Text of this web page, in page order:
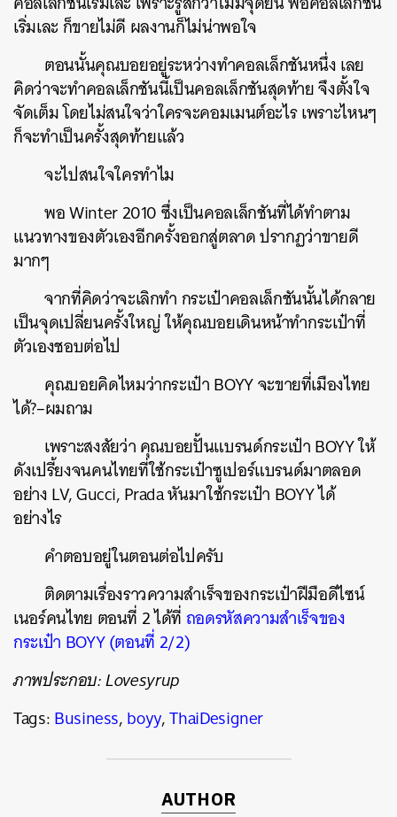
เริ่มเละ ก็ขายไม่ดี ผลงานก็ไม่น่าพอใจ
ตอนนั้นคุณบอยอยู่ระหว่างทำคอลเล็กชันหนึ่ง เลย
คิดว่าจะทำคอลเล็กชันนี้เป็นคอลเล็กชันสุดท้าย จึงตั้งใจ
จัดเต็ม โดยไม่สนใจว่าใครจะคอมเมนต์อะไร เพราะไหนๆ
ก็จะทำเป็นครั้งสุดท้ายแล้ว
จะไปสนใจใครทำไม
พอ Winter 2010 ซึ่งเป็นคอลเล็กชันที่ได้ทำตาม
แนวทางของตัวเองอีกครั้งออกสู่ตลาด ปรากฏว่าขายดี
มากๆ
จากที่คิดว่าจะเลิกทำ กระเป๋าคอลเล็กชันนั้นได้กลาย
เป็นจุดเปลี่ยนครั้งใหญ่ ให้คุณบอยเดินหน้าทำกระเป๋าที่
ตัวเองชอบต่อไป
คุณบอยคิดไหมว่ากระเป๋า BOYY จะขายที่เมืองไทย
ได้?–ผมถาม
เพราะสงสัยว่า คุณบอยปั้นแบรนด์กระเป๋า BOYY ให้
ดังเปรี้ยงจนคนไทยที่ใช้กระเป๋าซูเปอร์แบรนด์มาตลอด
อย่าง LV, Gucci, Prada หันมาใช้กระเป๋า BOYY ได้
อย่างไร
คำตอบอยู่ในตอนต่อไปครับ
ติดตามเรื่องราวความสำเร็จของกระเป๋าฝีมือดีไซน์
เนอร์คนไทย ตอนที่ 2 ได้ที่ ถอดรหัสความสำเร็จของ
กระเป๋า BOYY (ตอนที่ 2/2)
ภาพประกอบ: Lovesyrup
Tags:Business,boyy,ThaiDesigner
AUTHOR